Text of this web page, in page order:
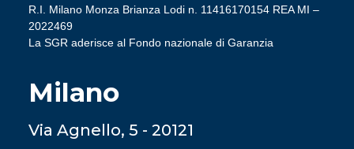
R.I. Milano Monza Brianza Lodi n. 11416170154 REA MI –
2022469
La SGR aderisce al Fondo nazionale di Garanzia
Milano
Via Agnello, 5 - 20121